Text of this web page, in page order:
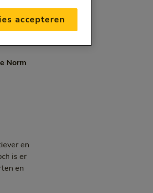
Norm
en
is er
en
accepteren